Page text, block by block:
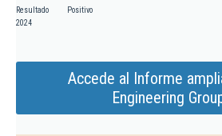
Resultado
2024
Positivo
Accede al Informe
Engineering